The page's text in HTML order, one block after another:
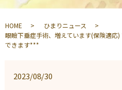
HOME
ひまりニュース
眼瞼下垂症手術、増えています(保険適
できます***
2023/08/30